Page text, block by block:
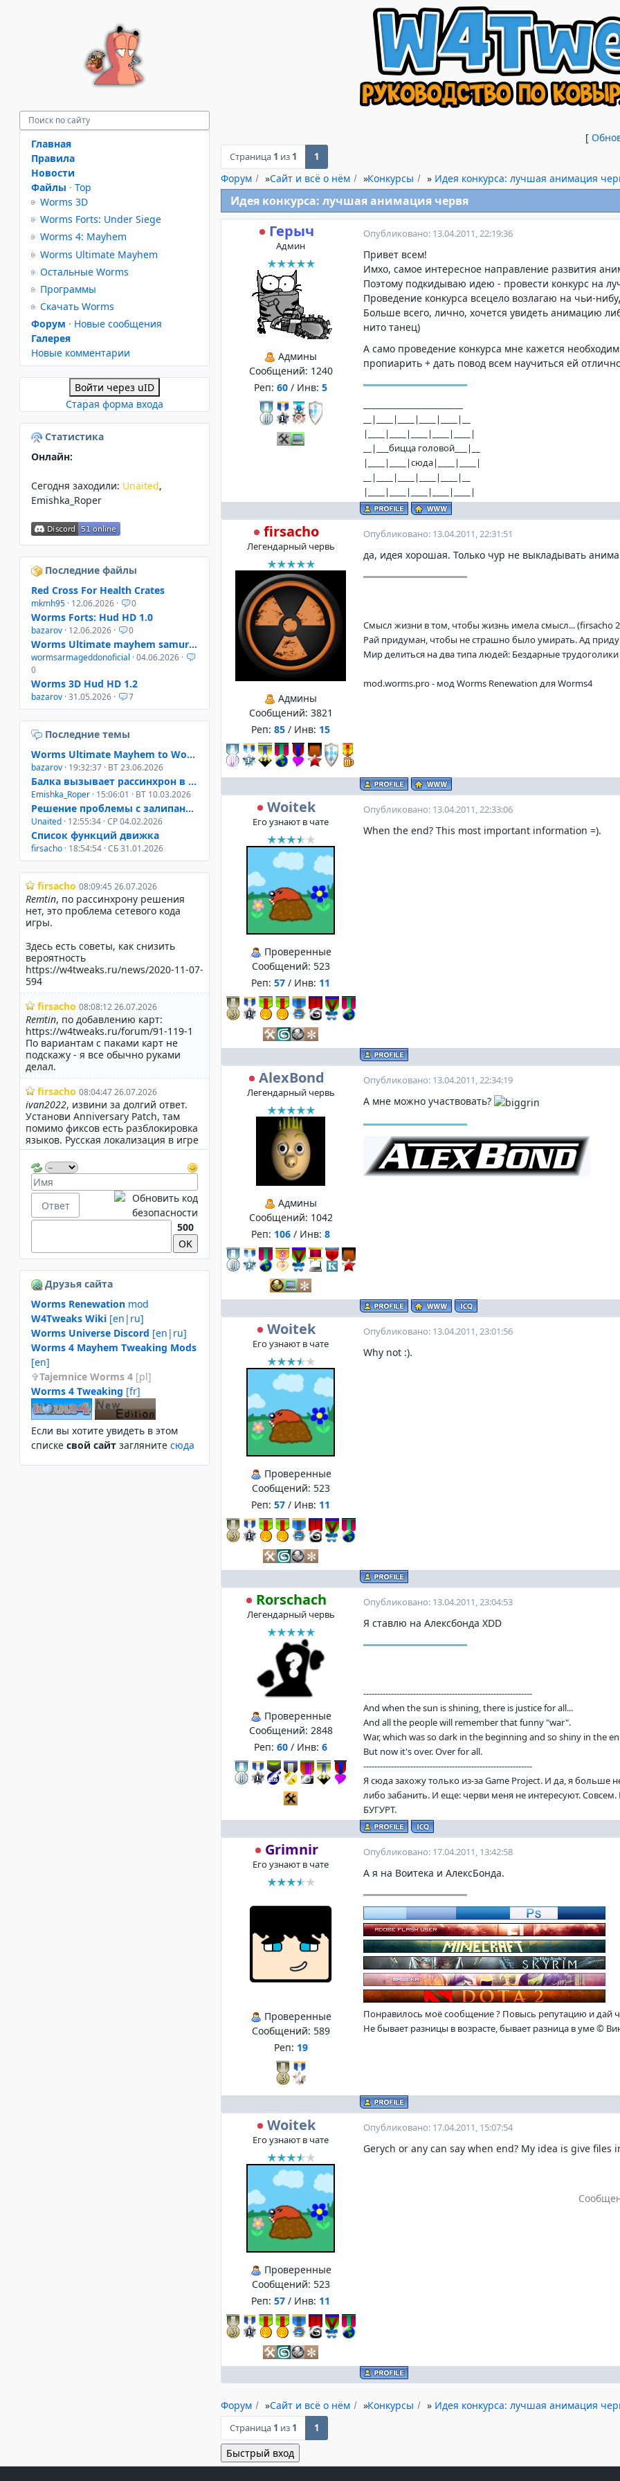
[
Страница 1 из 1 1
Форум »Сайт и всё о нём »Конкурсы » Идея конкурса: лучшая анимация
Идея конкурса: лучшая анимация червя
Герыч
Админ
Админы
Сообщений: 1240
Реп: 60 / Инв: 5
Опубликовано: 13.04.2011, 22:19:36
Привет всем!
Имхо, самое интересное направление развития
Поэтому подкидываю идею - провести конкурс на
Проведение конкурса всецело возлагаю на чьи-
Больше всего, лично, хочется увидеть анимацию
нито танец)
А само проведение конкурса мне кажется
пропиарить + дать повод всем научиться ей
__|____|____|____|____|__
|____|____|____|____|____|
__|___бицца головой___|__
|____|____|сюда|____|____|
__|____|____|____|____|__
|____|____|____|____|____|
firsacho
Легендарный червь
Админы
Сообщений: 3821
Реп: 85 / Инв: 15
Опубликовано: 13.04.2011, 22:31:51
да, идея хорошая. Только чур не выкладывать
Смысл жизни в том, чтобы жизнь имела смысл... (firsacho
Рай придуман, чтобы не страшно было умирать. Ад
Мир делиться на два типа людей: Бездарные
mod.worms.pro - мод Worms Renewation для Worms4
Woitek
Его узнают в чате
Проверенные
Сообщений: 523
Реп: 57 / Инв: 11
Опубликовано: 13.04.2011, 22:33:06
When the end? This most important information =).
AlexBond
Легендарный червь
Админы
Сообщений: 1042
Реп: 106 / Инв: 8
Опубликовано: 13.04.2011, 22:34:19
А мне можно участвовать?
Woitek
Его узнают в чате
Проверенные
Сообщений: 523
Реп: 57 / Инв: 11
Опубликовано: 13.04.2011, 23:01:56
Why not :).
Rorschach
Легендарный червь
Проверенные
Сообщений: 2848
Реп: 60 / Инв: 6
Опубликовано: 13.04.2011, 23:04:53
Я ставлю на Алексбонда XDD
-------------------------------------------------------------
And when the sun is shining, there is justice for all...
And all the people will remember that funny "war".
War, which was so dark in the beginning and so shiny in the
But now it's over. Over for all.
-------------------------------------------------------------
Я сюда захожу только из-за Game Project. И да, я больше
либо забанить. И еще: черви меня не интересуют.
БУГУРТ.
Grimnir
Его узнают в чате
Проверенные
Сообщений: 589
Реп: 19
Опубликовано: 17.04.2011, 13:42:58
А я на Воитека и АлексБонда.
Понравилось моё сообщение ? Повысь репутацию и дай
Не бывает разницы в возрасте, бывает разница в уме ©
Woitek
Его узнают в чате
Проверенные
Сообщений: 523
Реп: 57 / Инв: 11
Опубликовано: 17.04.2011, 15:07:54
Gerych or any can say when end? My idea is give
Форум »Сайт и всё о нём »Конкурсы » Идея конкурса: лучшая анимация
Страница 1 из 1 1
Главная
Правила
Новости
Файлы · Top
Worms 3D
Worms Forts: Under Siege
Worms 4: Mayhem
Worms Ultimate Mayhem
Остальные Worms
Программы
Скачать Worms
Форум · Новые сообщения
Галерея
Новые комментарии
Войти через uID
Старая форма входа
Статистика
Онлайн:
Сегодня заходили: Unaited,
Emishka_Roper
Последние файлы
Red Cross For Health Crates
mkmh95 · 12.06.2026 · 0
Worms Forts: Hud HD 1.0
bazarov · 12.06.2026 · 0
Worms Ultimate mayhem samurai helmet
wormsarmageddonoficial · 04.06.2026 ·
0
Worms 3D Hud HD 1.2
bazarov · 31.05.2026 · 7
Последние темы
Worms Ultimate Mayhem to Worms 4 Mayhem
bazarov · 19:32:37 · ВТ 23.06.2026
Балка вызывает рассинхрон в онлайне W3D, W4M, WUM
Emishka_Roper · 15:06:01 · ВТ 10.03.2026
Решение проблемы с залипанием клавиш при свернутом окне
Unaited · 12:55:34 · СР 04.02.2026
Список функций движка
firsacho · 18:54:54 · СБ 31.01.2026
500
Друзья сайта
Worms Renewation mod
W4Tweaks Wiki [en|ru]
Worms Universe Discord [en|ru]
Worms 4 Mayhem Tweaking Mods
[en]
Tajemnice Worms 4 [pl]
Worms 4 Tweaking [fr]
Если вы хотите увидеть в этом
спиcке свой сайт загляните сюда